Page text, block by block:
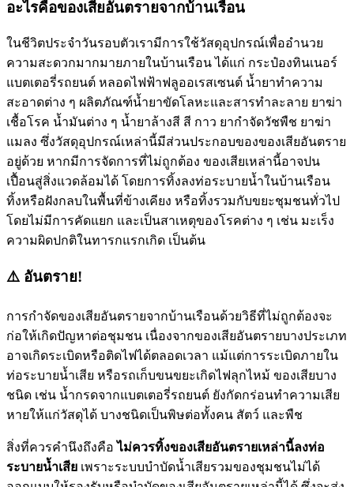
อะไรคือของเสียอันตรายจากบ้านเรือน
ในชีวิตประจำวันรอบตัวเรามีการใช้วัสดุอุปกรณ์เพื่ออำนวย
ความสะดวกมากมายภายในบ้านเรือน ได้แก่ กระป๋องทินเนอร์
แบตเตอรี่รถยนต์ หลอดไฟฟ้าฟลูออเรสเซนต์ น้ำยาทำความ
สะอาดต่าง ๆ ผลิตภัณฑ์น้ำยาขัดโลหะและสารทำละลาย ยาฆ่า
เชื้อโรค น้ำมันต่าง ๆ น้ำยาล้างสี สี กาว ยากำจัดวัชพืช ยาฆ่า
แมลง ซึ่งวัสดุอุปกรณ์เหล่านี้มีส่วนประกอบของของเสียอันตราย
อยู่ด้วย หากมีการจัดการที่ไม่ถูกต้อง ของเสียเหล่านี้อาจปน
เปื้อนสู่สิ่งแวดล้อมได้ โดยการทิ้งลงท่อระบายน้ำในบ้านเรือน
ทิ้งหรือฝังกลบในพื้นที่ข้างเคียง หรือทิ้งรวมกับขยะชุมชนทั่วไป
โดยไม่มีการคัดแยก และเป็นสาเหตุของโรคต่าง ๆ เช่น มะเร็ง
ความผิดปกติในทารกแรกเกิด เป็นต้น
⚠️ อันตราย!
การกำจัดของเสียอันตรายจากบ้านเรือนด้วยวิธีที่ไม่ถูกต้องจะ
ก่อให้เกิดปัญหาต่อชุมชน เนื่องจากของเสียอันตรายบางประเภท
อาจเกิดระเบิดหรือติดไฟได้ตลอดเวลา แม้แต่การระเบิดภายใน
ท่อระบายน้ำเสีย หรือรถเก็บขนขยะเกิดไฟลุกไหม้ ของเสียบาง
ชนิด เช่น น้ำกรดจากแบตเตอรี่รถยนต์ ยังกัดกร่อนทำความเสีย
หายให้แก่วัสดุได้ บางชนิดเป็นพิษต่อทั้งคน สัตว์ และพืช
สิ่งที่ควรคำนึงถึงคือไม่ควรทิ้งของเสียอันตรายเหล่านี้ลงท่อ
ระบายน้ำเสีย เพราะระบบบำบัดน้ำเสียรวมของชุมชนไม่ได้